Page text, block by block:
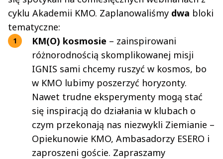
cyklu Akademii KMO. Zaplanowaliśmy dwa bloki
tematyczne:
KM(O) kosmosie – zainspirowani
różnorodnością skomplikowanej misji
IGNIS sami chcemy ruszyć w kosmos, bo
w KMO lubimy poszerzyć horyzonty.
Nawet trudne eksperymenty mogą stać
się inspiracją do działania w klubach o
czym przekonają nas niezwykli Ziemianie –
Opiekunowie KMO, Ambasadorzy ESERO i
zaproszeni goście. Zapraszamy